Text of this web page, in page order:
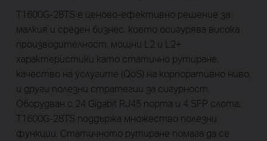
T1600G-28TS е ценово-ефективно решение за
малкия и среден бизнес, което осигурява висока
производителност, мощни L2 и L2+
характеристики като статично рутиране,
качество на услугите (QoS) на корпоративно ниво,
и други полезни стратегии за сигурност.
Оборудван с 24 Gigabit RJ45 порта и 4 SFP слота,
T1600G-28TS поддържа множество полезни
функции. Статичното рутиране помага да се